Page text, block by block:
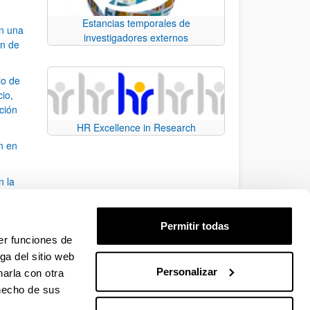
funciones de
del sitio web
con otra
de sus
Permitir todas
Personalizar
una
de
de
en
la
desplazarse.
Estancias temporales de
investigadores externos
HR Excellence in Research